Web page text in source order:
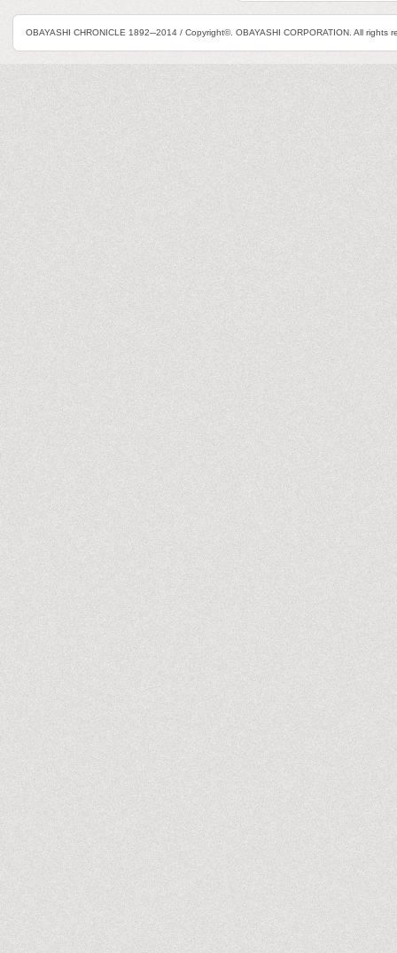
OBAYASHI CHRONICLE 1892─2014 / Copyright©. OBAYASHI CORPORATION. All rights